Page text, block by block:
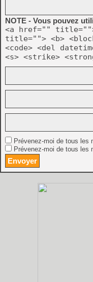
NOTE - Vous pouvez
<a href=""
title=""> <b>
<code> <del
<s> <strike>
Prévenez-moi de tous les
Prévenez-moi de tous les